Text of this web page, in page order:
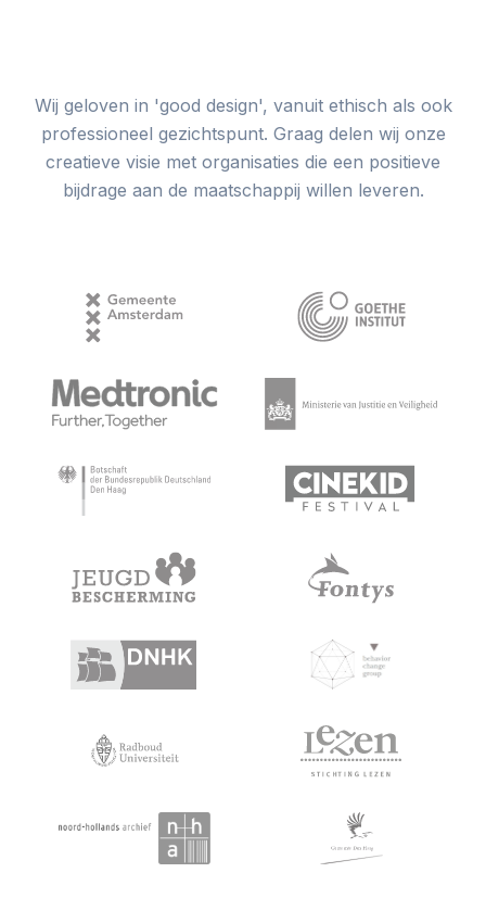
Wij geloven in 'good design', vanuit ethisch als ook
professioneel gezichtspunt. Graag delen wij onze
creatieve visie met organisaties die een positieve
bijdrage aan de maatschappij willen leveren.